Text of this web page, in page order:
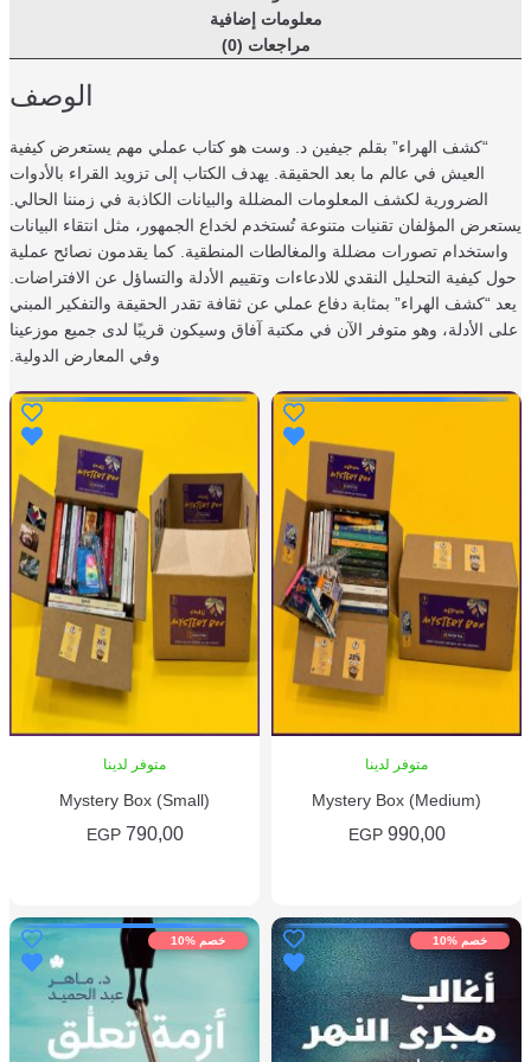
معلومات إضافية
مراجعات (0)
الوصف
“كشف الهراء” بقلم جيفين د. وست هو كتاب عملي مهم يستعرض كيفية
العيش في عالم ما بعد الحقيقة. يهدف الكتاب إلى تزويد القراء بالأدوات
الضرورية لكشف المعلومات المضللة والبيانات الكاذبة في زمننا الحالي.
المؤلفان تقنيات متنوعة تُستخدم لخداع الجمهور، مثل انتقاء البيانات
تصورات مضللة والمغالطات المنطقية. كما يقدمون نصائح عملية
كيفية التحليل النقدي للادعاءات وتقييم الأدلة والتساؤل عن الافتراضات.
“كشف الهراء” بمثابة دفاع عملي عن ثقافة تقدر الحقيقة والتفكير المبني
الأدلة، وهو متوفر الآن في مكتبة آفاق وسيكون قريبًا لدى جميع موزعينا
وفي المعارض الدولية.
متوفر لدينا
Mystery Box (Medium)
990,00
EGP
متوفر لدينا
Mystery Box (Small)
790,00
EGP
خصم %10 خصم %10